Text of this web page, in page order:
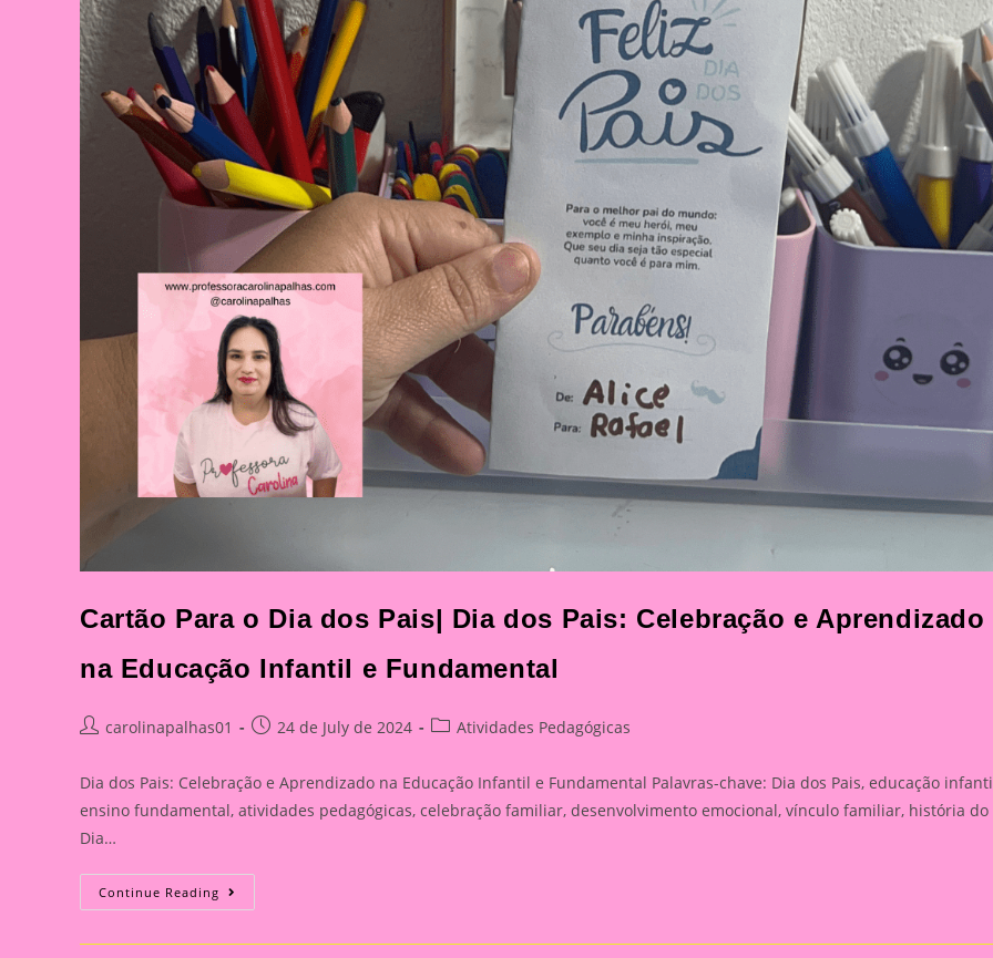
Cartão Para o Dia dos Pais| Dia dos Pais: Celebração e Aprendizado
na Educação Infantil e Fundamental
Postcarolinapalhas01
Post24 de July de 2024
PostAtividades Pedagógicas
Dia dos Pais: Celebração e Aprendizado na Educação Infantil e Fundamental Palavras-chave: Dia dos Pais, educação
ensino fundamental, atividades pedagógicas, celebração familiar, desenvolvimento emocional, vínculo familiar, história do
Dia…
Continue Reading Cartão
Para
Dia